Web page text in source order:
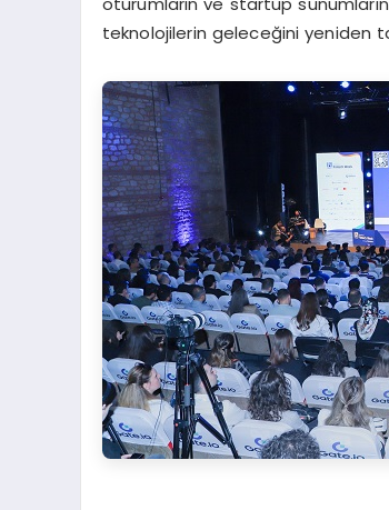
teknolojilerin geleceğini yeniden